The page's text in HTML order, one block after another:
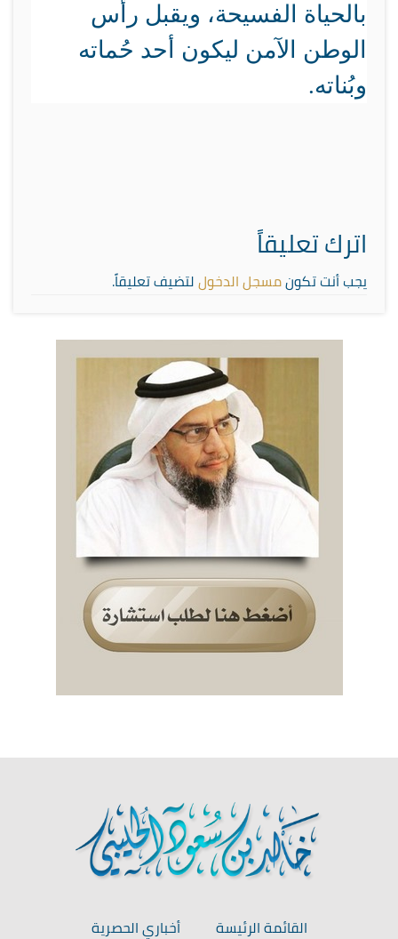
بالحياة الفسيحة، ويقبل رأس
الوطن الآمن ليكون أحد حُماته
وبُناته.
اترك تعليقاً
يجب أنت تكونمسجل الدخوللتضيف تعليقاً.
القائمة الرئيسة
أخباري الحصرية